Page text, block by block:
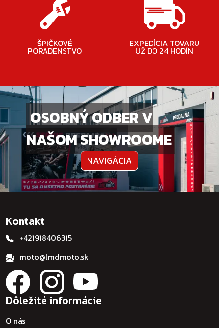
ŠPIČKOVÉ
PORADENSTVO
EXPEDÍCIA TOVARU
UŽ DO 24 HODÍN
OSOBNÝ ODBER V
NAŠOM SHOWROOME
NAVIGÁCIA
Kontakt
+421918406315
moto@lmdmoto.sk
Dôležité informácie
O nás